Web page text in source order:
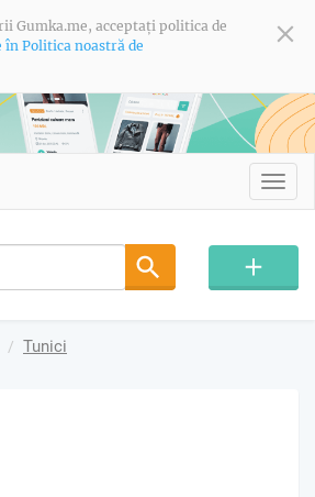
Gumka.me, acceptați politica de
Politica noastră de
Tunici